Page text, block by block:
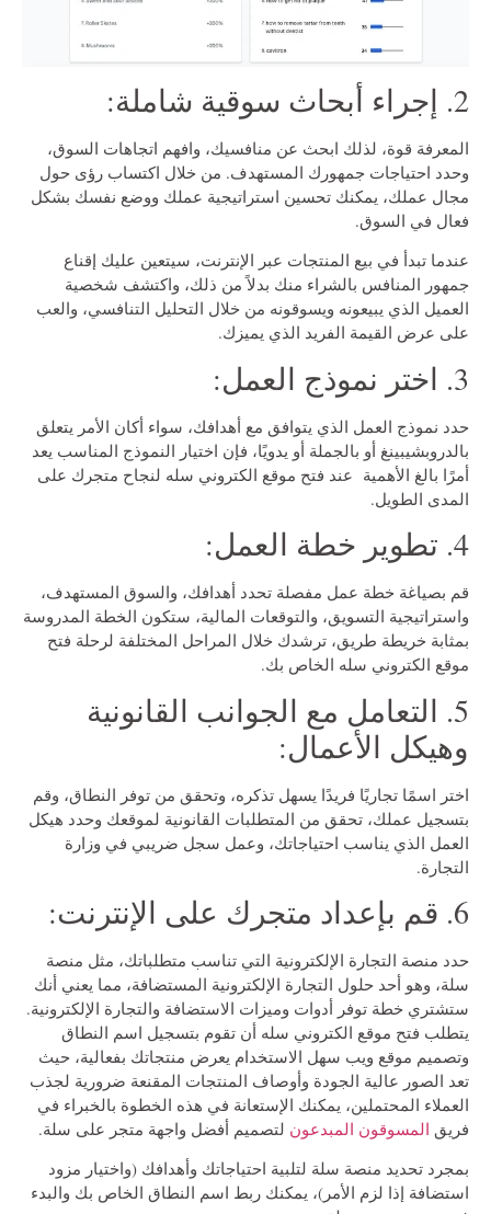
2. إجراء أبحاث سوقية شاملة:
المعرفة قوة، لذلك ابحث عن منافسيك، وافهم اتجاهات السوق،
وحدد احتياجات جمهورك المستهدف. من خلال اكتساب رؤى حول
مجال عملك، يمكنك تحسين استراتيجية عملك ووضع نفسك بشكل
فعال في السوق.
عندما تبدأ في بيع المنتجات عبر الإنترنت، سيتعين عليك إقناع
جمهور المنافس بالشراء منك بدلاً من ذلك، واكتشف شخصية
العميل الذي يبيعونه ويسوقونه من خلال التحليل التنافسي، والعب
على عرض القيمة الفريد الذي يميزك.
3. اختر نموذج العمل:
حدد نموذج العمل الذي يتوافق مع أهدافك، سواء أكان الأمر يتعلق
بالدروبشيبينغ أو بالجملة أو يدويًا، فإن اختيار النموذج المناسب يعد
أمرًا بالغ الأهمية عند فتح موقع الكتروني سله لنجاح متجرك على
المدى الطويل.
4. تطوير خطة العمل:
قم بصياغة خطة عمل مفصلة تحدد أهدافك، والسوق المستهدف،
واستراتيجية التسويق، والتوقعات المالية، ستكون الخطة المدروسة
بمثابة خريطة طريق، ترشدك خلال المراحل المختلفة لرحلة فتح
موقع الكتروني سله الخاص بك.
5. التعامل مع الجوانب القانونية
وهيكل الأعمال:
اختر اسمًا تجاريًا فريدًا يسهل تذكره، وتحقق من توفر النطاق، وقم
بتسجيل عملك، تحقق من المتطلبات القانونية لموقعك وحدد هيكل
العمل الذي يناسب احتياجاتك، وعمل سجل ضريبي في وزارة
التجارة.
6. قم بإعداد متجرك على الإنترنت:
حدد منصة التجارة الإلكترونية التي تناسب متطلباتك، مثل منصة
سلة، وهو أحد حلول التجارة الإلكترونية المستضافة، مما يعني أنك
ستشتري خطة توفر أدوات وميزات الاستضافة والتجارة الإلكترونية.
يتطلب فتح موقع الكتروني سله أن تقوم بتسجيل اسم النطاق
وتصميم موقع ويب سهل الاستخدام يعرض منتجاتك بفعالية، حيث
تعد الصور عالية الجودة وأوصاف المنتجات المقنعة ضرورية لجذب
العملاء المحتملين، يمكنك الإستعانة في هذه الخطوة بالخبراء في
فريق المسوقون المبدعون لتصميم أفضل واجهة متجر على سلة.
بمجرد تحديد منصة سلة لتلبية احتياجاتك وأهدافك (واختيار مزود
استضافة إذا لزم الأمر)، يمكنك ربط اسم النطاق الخاص بك والبدء